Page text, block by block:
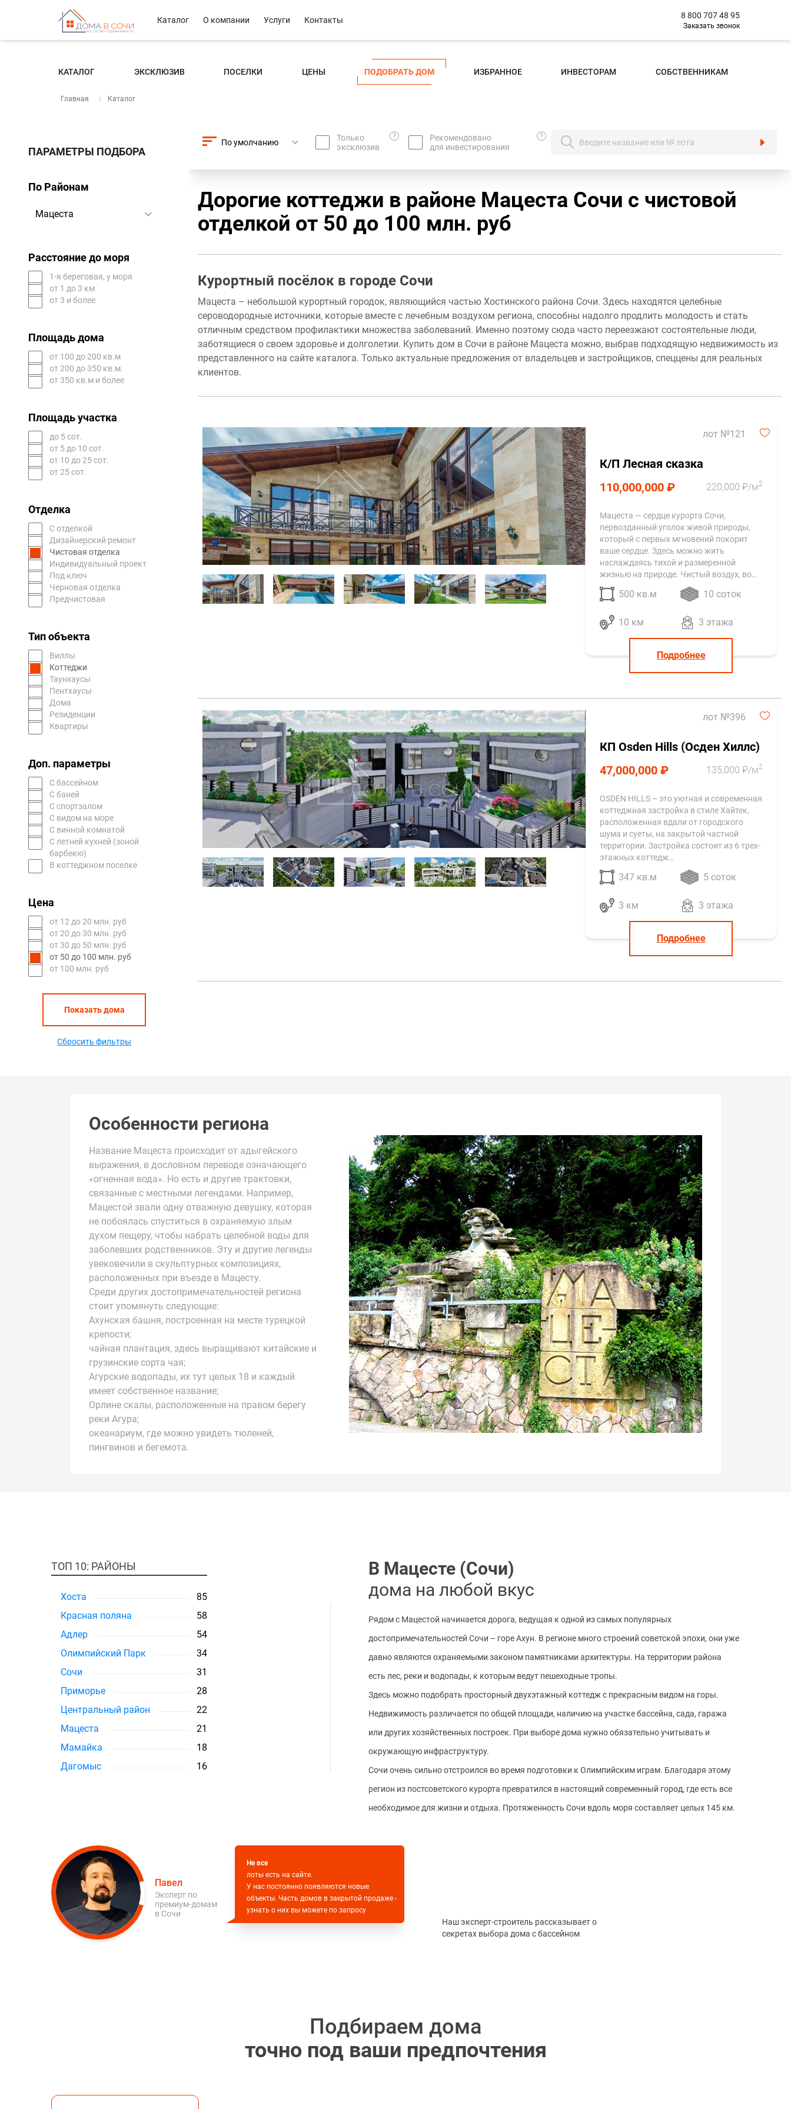
Каталог О компании Услуги Контакты 8 800 707 48 95
Заказать звонок
КАТАЛОГ ЭКСКЛЮЗИВ ПОСЕЛКИ ЦЕНЫ ПОДОБРАТЬ ДОМ ИЗБРАННОЕ ИНВЕСТОРАМ СОБСТВЕННИКАМ
Главная Каталог
ПАРАМЕТРЫ ПОДБОРА
По Районам
Расстояние до моря
1-я береговая, у моря
от 1 до 3 км
от 3 и более
Площадь дома
от 100 до 200 кв.м
от 200 до 350 кв.м.
от 350 кв.м и более
Площадь участка
до 5 сот.
от 5 до 10 сот.
от 10 до 25 сот.
от 25 сот.
Отделка
С отделкой
Дизайнерский ремонт
Чистовая отделка
Индивидуальный проект
Под ключ
Черновая отделка
Предчистовая
Тип объекта
Виллы
Коттеджи
Таунхаусы
Пентхаусы
Дома
Резиденции
Квартиры
Доп. параметры
С бассейном
С баней
С спортзалом
С видом на море
С винной комнатой
С летней кухней (зоной
барбекю)
В коттеджном поселке
Цена
oт 12 до 20 млн. руб
oт 20 до 30 млн. руб
oт 30 до 50 млн. руб
oт 50 до 100 млн. руб
от 100 млн. руб
Показать дома
Сбросить фильтры
Только
эксклюзив
?
Рекомендовано
для инвестирования
?
Дорогие коттеджи в районе Мацеста Сочи с чистовой
отделкой oт 50 до 100 млн. руб
Курортный посёлок в городе Сочи
Мацеста – небольшой курортный городок, являющийся частью Хостинского района Сочи. Здесь находятся целебные
сероводородные источники, которые вместе с лечебным воздухом региона, способны надолго продлить молодость и стать
отличным средством профилактики множества заболеваний. Именно поэтому сюда часто переезжают состоятельные люди,
заботящиеся о своем здоровье и долголетии. Купить дом в Сочи в районе Мацеста можно, выбрав подходящую недвижимость из
представленного на сайте каталога. Только актуальные предложения от владельцев и застройщиков, спеццены для реальных
клиентов.
лот №121
К/П Лесная сказка
110,000,000 ₽
220,000 ₽/м2
Мацеста — сердце курорта Сочи,
первозданный уголок живой природы,
который с первых мгновений покорит
ваше сердце. Здесь можно жить
наслаждаясь тихой и размеренной
жизнью на природе. Чистый воздух, во…
500 кв.м 10 соток
10 км 3 этажа
Подробнее
лот №396
КП Osden Hills (Осден Хиллс)
47,000,000 ₽
135,000 ₽/м2
OSDEN HILLS – это уютная и современная
коттеджная застройка в стиле Хайтек,
расположенная вдали от городского
шума и суеты, на закрытой частной
территории. Застройка состоит из 6 трех-
этажных коттедж…
347 кв.м 5 соток
3 км 3 этажа
Подробнее
Особенности региона
Название Мацеста происходит от адыгейского
выражения, в дословном переводе означающего
«огненная вода». Но есть и другие трактовки,
связанные с местными легендами. Например,
Мацестой звали одну отважную девушку, которая
не побоялась спуститься в охраняемую злым
духом пещеру, чтобы набрать целебной воды для
заболевших родственников. Эту и другие легенды
увековечили в скульптурных композициях,
расположенных при въезде в Мацесту.
Среди других достопримечательностей региона
стоит упомянуть следующие:
Ахунская башня, построенная на месте турецкой
крепости;
чайная плантация, здесь выращивают китайские и
грузинские сорта чая;
Агурские водопады, их тут целых 18 и каждый
имеет собственное название;
Орлине скалы, расположенные на правом берегу
реки Агура;
океанариум, где можно увидеть тюленей,
пингвинов и бегемота.
ТОП 10: РАЙОНЫ
Хоста
85
Красная поляна
58
Адлер
54
Олимпийский Парк
34
Сочи
31
Приморье
28
Центральный район
22
Мацеста
21
Мамайка
18
Дагомыс
16
В Мацесте (Сочи)
дома на любой вкус
Рядом с Мацестой начинается дорога, ведущая к одной из самых популярных
достопримечательностей Сочи – горе Ахун. В регионе много строений советской эпохи, они уже
давно являются охраняемыми законом памятниками архитектуры. На территории района
есть лес, реки и водопады, к которым ведут пешеходные тропы.
Здесь можно подобрать просторный двухэтажный коттедж с прекрасным видом на горы.
Недвижимость различается по общей площади, наличию на участке бассейна, сада, гаража
или других хозяйственных построек. При выборе дома нужно обязательно учитывать и
окружающую инфраструктуру.
Сочи очень сильно отстроился во время подготовки к Олимпийским играм. Благодаря этому
регион из постсоветского курорта превратился в настоящий современный город, где есть все
необходимое для жизни и отдыха. Протяженность Сочи вдоль моря составляет целых 145 км.
Павел
Эксперт по
премиум-домам
в Сочи
Не все
лоты есть на сайте.
У нас постоянно появляются новые
объекты. Часть домов в закрытой продаже -
узнать о них вы можете по запросу
Наш эксперт-строитель рассказывает о
секретах выбора дома с бассейном
Подбираем дома
точно под ваши предпочтения